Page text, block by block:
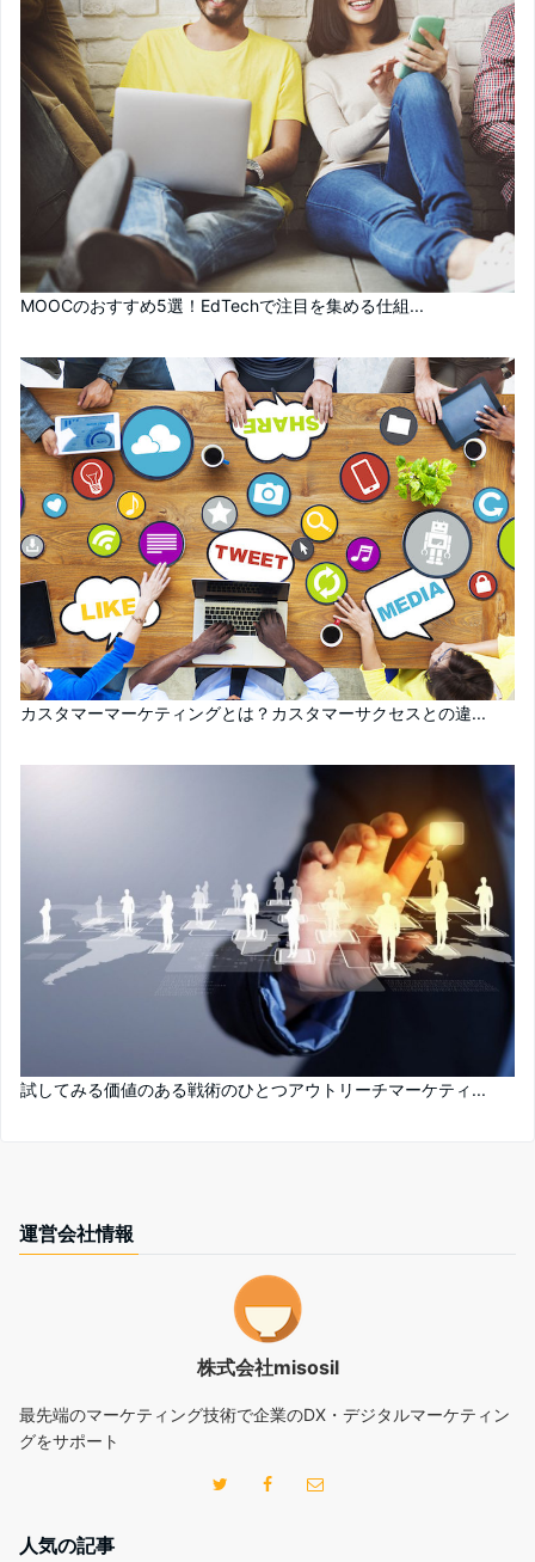
MOOCのおすすめ5選！EdTechで注目を集める仕組...
カスタマーマーケティングとは？カスタマーサクセスとの違...
試してみる価値のある戦術のひとつアウトリーチマーケティ...
運営会社情報
株式会社misosil
最先端のマーケティング技術で企業のDX・デジタルマーケティン
グをサポート
人気の記事